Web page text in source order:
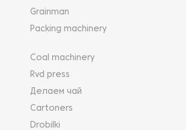
Grainman
Packing machinery
Coal machinery
Rvd press
Делаем чай
Cartoners
Drobilki